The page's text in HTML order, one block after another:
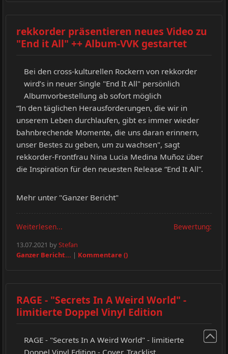
rekkorder präsentieren neues Video zu
"End it All" ++ Album-VVK gestartet
Bei den cross-kulturellen Rockern von rekkorder
wird’s in neuer Single "End It All" persönlich
Albumvorbestellung ab sofort möglich
“In den täglichen Herausforderungen, die wir in
unserem Leben durchlaufen, gibt es immer wieder
bahnbrechende Momente, die uns daran erinnern,
unser Bestes zu geben, um zu wachsen", sagt
rekkorder-Frontfrau Nina Lucia Medina Muñoz über
die Inspiration für den neuesten Release “End It All”.
Mehr unter "Ganzer Bericht"
Weiterlesen... Bewertung:
13.07.2021 byStefan
Ganzer Bericht... | Kommentare ()
RAGE - "Secrets In A Weird World" -
limitierte Doppel Vinyl Edition
RAGE - "Secrets In A Weird World" - limitierte
Doppel Vinyl Edition - Cover, Tracklist,